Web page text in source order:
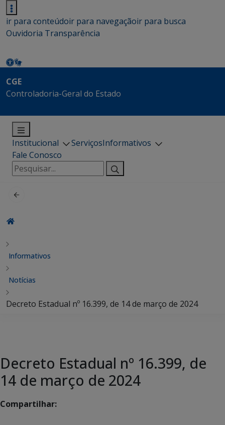
ir para conteúdoir para navegaçãoir para busca
Ouvidoria Transparência
CGE
Controladoria-Geral do Estado
Institucional ServiçosInformativos
Fale Conosco
Pesquisar
por:
Informativos
Notícias
Decreto Estadual nº 16.399, de 14 de março de 2024
Decreto Estadual nº 16.399, de
14 de março de 2024
Compartilhar: